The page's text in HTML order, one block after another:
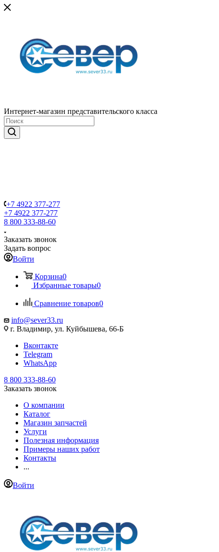
Интернет-магазин представительского класса
+7 4922 377-277
+7 4922 377-277
8 800 333-88-60
Заказать звонок
Задать вопрос
Войти
Корзина0
Избранные товары0
Сравнение товаров0
info@sever33.ru
г. Владимир, ул. Куйбышева, 66-Б
Вконтакте
Telegram
WhatsApp
8 800 333-88-60
Заказать звонок
О компании
Каталог
Магазин запчастей
Услуги
Полезная информация
Примеры наших работ
Контакты
...
Войти